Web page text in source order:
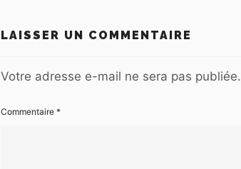
LAISSER UN COMMENTAIRE
Votre adresse e-mail ne sera pas publiée.
Commentaire *